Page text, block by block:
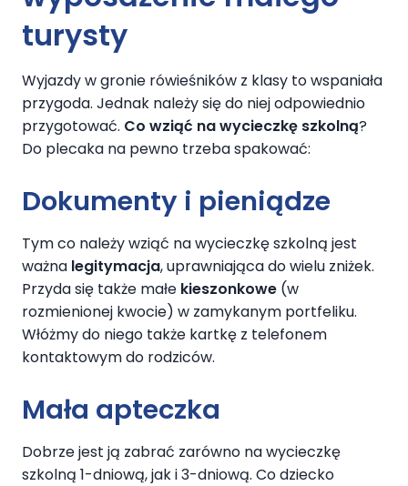
turysty
Wyjazdy w gronie rówieśników z klasy to wspaniała
przygoda. Jednak należy się do niej odpowiednio
przygotować. Co wziąć na wycieczkę szkolną?
Do plecaka na pewno trzeba spakować:
Dokumenty i pieniądze
Tym co należy wziąć na wycieczkę szkolną jest
ważna legitymacja, uprawniająca do wielu zniżek.
Przyda się także małe kieszonkowe (w
rozmienionej kwocie) w zamykanym portfeliku.
Włóżmy do niego także kartkę z telefonem
kontaktowym do rodziców.
Mała apteczka
Dobrze jest ją zabrać zarówno na wycieczkę
szkolną 1-dniową, jak i 3-dniową. Co dziecko